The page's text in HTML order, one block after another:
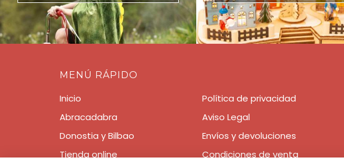
MENÚ RÁPIDO
Inicio
Abracadabra
Donostia y Bilbao
Tienda online
Política de privacidad
Aviso Legal
Envíos y devoluciones
Condiciones de venta